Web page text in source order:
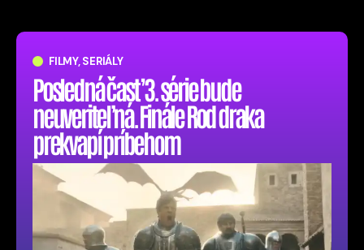
FILMY, SERIÁLY
Posledná časť 3. série bude
neuveriteľná. Finále Rod draka
prekvapí príbehom